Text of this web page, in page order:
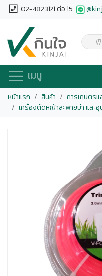
02-4823121 ต่อ 15
เมนู
หน้าแรก สินค้า
การเกษตรแ
เครื่องตัดหญ้าสะพายบ่า และ